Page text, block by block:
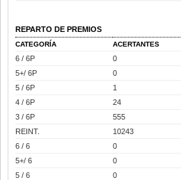
REPARTO DE PREMIOS
CATEGORÍA ACERTANTES
6 / 6P 0
5+/ 6P
0
5 / 6P
1
4 / 6P
24
3 / 6P
555
REINT.
10243
6 / 6
0
5+/ 6
0
5 / 6
0